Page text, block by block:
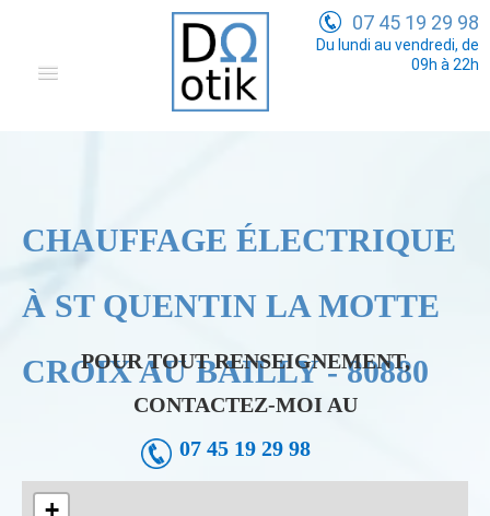
07 45 19 29 98
Du lundi au vendredi, de
09h à 22h
CHAUFFAGE ÉLECTRIQUE
À ST QUENTIN LA MOTTE
CROIX AU BAILLY - 80880
POUR TOUT RENSEIGNEMENT,
CONTACTEZ-MOI AU
07 45 19 29 98
+